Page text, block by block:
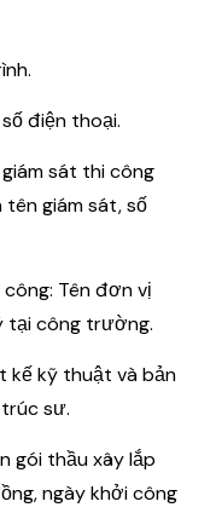
điện thoại.
sát thi công
tên giám sát, số
Tên đơn vị
tại công trường.
kế kỹ thuật và bản
sư.
gói thầu xây lắp
ngày khởi công